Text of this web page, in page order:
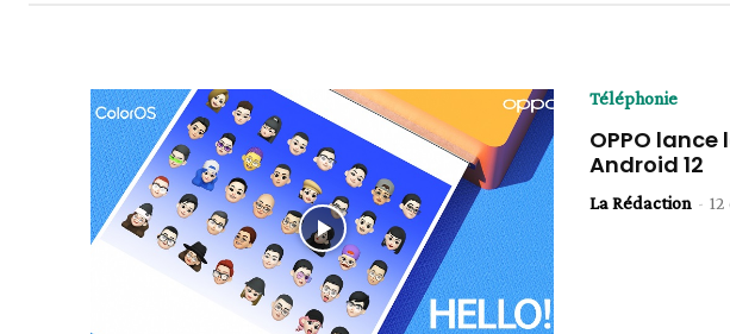
Téléphonie
OPPO
Android 12
La Rédaction -